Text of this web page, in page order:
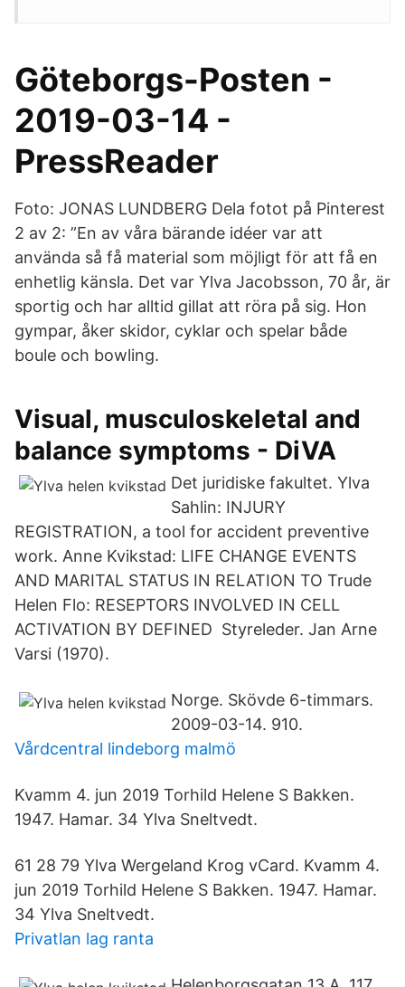
Göteborgs-Posten -
2019-03-14 -
PressReader
Foto: JONAS LUNDBERG Dela fotot på Pinterest
2 av 2: ”En av våra bärande idéer var att
använda så få material som möjligt för att få en
enhetlig känsla. Det var Ylva Jacobsson, 70 år, är
sportig och har alltid gillat att röra på sig. Hon
gympar, åker skidor, cyklar och spelar både
boule och bowling.
Visual, musculoskeletal and
balance symptoms - DiVA
Det juridiske fakultet. Ylva
Sahlin: INJURY
REGISTRATION, a tool for accident preventive
work. Anne Kvikstad: LIFE CHANGE EVENTS
AND MARITAL STATUS IN RELATION TO Trude
Helen Flo: RESEPTORS INVOLVED IN CELL
ACTIVATION BY DEFINED Styreleder. Jan Arne
Varsi (1970).
Norge. Skövde 6-timmars.
2009-03-14. 910.
Vårdcentral lindeborg malmö
Kvamm 4. jun 2019 Torhild Helene S Bakken.
1947. Hamar. 34 Ylva Sneltvedt.
61 28 79 Ylva Wergeland Krog vCard. Kvamm 4.
jun 2019 Torhild Helene S Bakken. 1947. Hamar.
34 Ylva Sneltvedt.
Privatlan lag ranta